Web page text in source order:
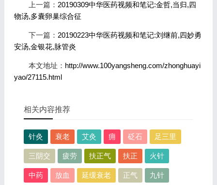
上一篇： 20190309中华医药视频和笔记:金哲,当归,四
物汤,多囊卵巢综合征
下一篇： 20190223中华医药视频和笔记:刘继前,四妙勇
安汤,金银花,脉管炎
本文地址： http://www.100yangsheng.com/zhonghuayi
yao/27115.html
相关内容推荐
针灸 衰老 艾灸 痈 砭石 足三里
三阴交 疲劳 扶正气 扶正 火针
中药 放血 延缓衰老 正气 九针